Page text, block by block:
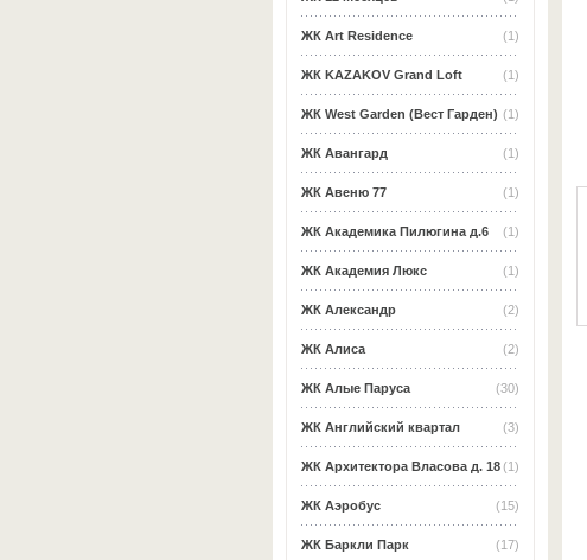
(1)
ЖК Art Residence
(1)
ЖК KAZAKOV Grand Loft
(1)
ЖК West Garden (Вест Гарден)
(1)
ЖК Авангард
(1)
ЖК Авеню 77
(1)
ЖК Академика Пилюгина д.6
(1)
ЖК Академия Люкс
(2)
ЖК Александр
(2)
ЖК Алиса
(30)
ЖК Алые Паруса
(3)
ЖК Английский квартал
(1)
ЖК Архитектора Власова д. 18
(15)
ЖК Аэробус
(17)
ЖК Баркли Парк